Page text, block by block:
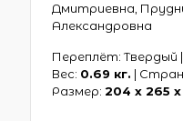
Дмитриевна,
Александровна
Переплёт: Твердый
Вес: 0.69 кг. |
Размер:204 х 265 x